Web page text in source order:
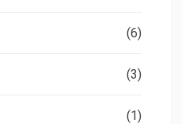
(6)
(3)
(1)